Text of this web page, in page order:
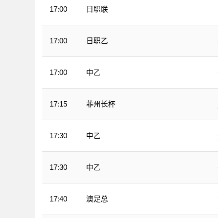
17:00 日职联
17:00 日职乙
17:00 中乙
17:15 菲州长杯
17:30 中乙
17:30 中乙
17:40 澳足总